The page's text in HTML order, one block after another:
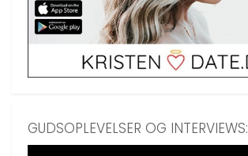
GUDSOPLEVELSER OG INTERVIEWS: